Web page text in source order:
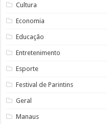
Cultura
Economia
Educação
Entretenimento
Esporte
Festival de Parintins
Geral
Manaus